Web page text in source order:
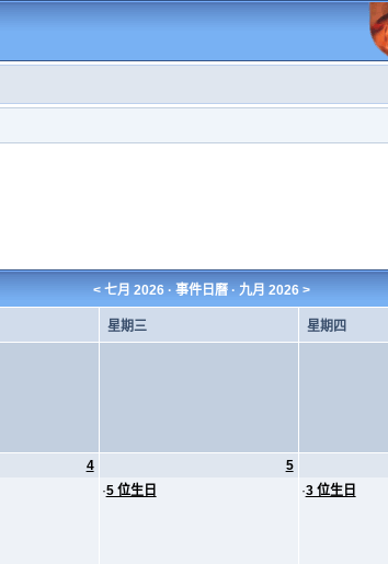
<七月 2026 · 事件日曆 ·九月 2026 >
星期三 星期四
4
5
·5 位生日
·3 位生日